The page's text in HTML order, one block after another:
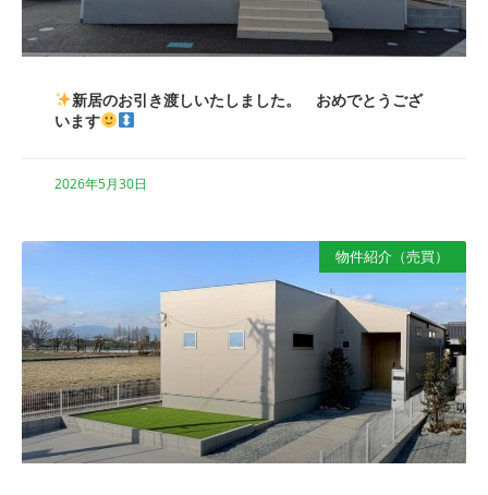
新居のお引き渡しいたしました。 おめでとうござ
います
2026年5月30日
物件紹介（売買）